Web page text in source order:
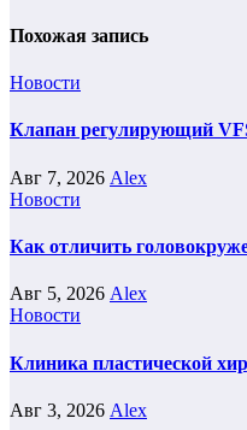
Похожая запись
Новости
Клапан регулирующий
Авг 7, 2026 Alex
Новости
Как отличить
Авг 5, 2026 Alex
Новости
Клиника пластической
Авг 3, 2026 Alex